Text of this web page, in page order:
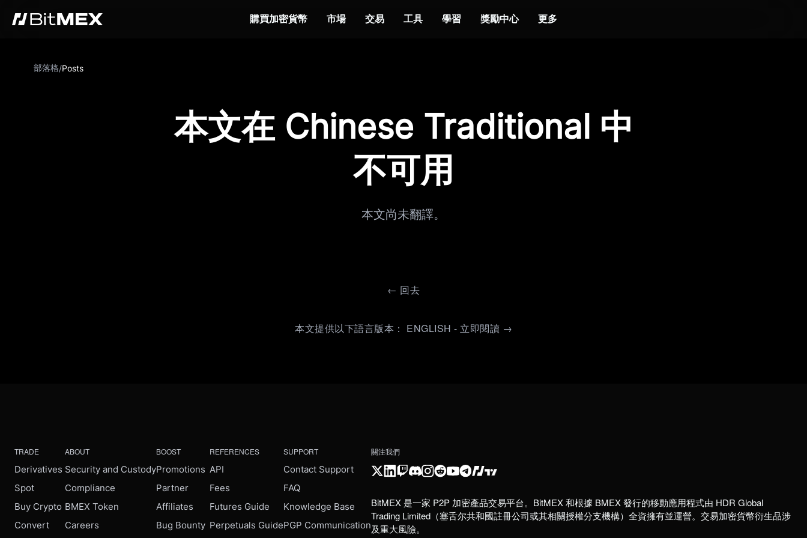
購買加密貨幣 市場 交易 工具 學習 獎勵中心 更多
部落格/Posts
本文在 Chinese Traditional 中
不可用
本文尚未翻譯。
← 回去
本文提供以下語言版本： ENGLISH - 立即閱讀 →
TRADE
Derivatives
Spot
Buy Crypto
Convert
ABOUT
Security and Custody
Compliance
BMEX Token
Careers
BOOST
Promotions
Partner
Affiliates
Bug Bounty
REFERENCES
API
Fees
Futures Guide
Perpetuals Guide
SUPPORT
Contact Support
FAQ
Knowledge Base
PGP Communication
關注我們
BitMEX 是一家 P2P 加密產品交易平台。BitMEX 和根據 BMEX 發行的移動應用程式由 HDR Global
Trading Limited（塞舌尔共和國註冊公司或其相關授權分支機構）全資擁有並運營。交易加密貨幣衍生品涉
及重大風險。